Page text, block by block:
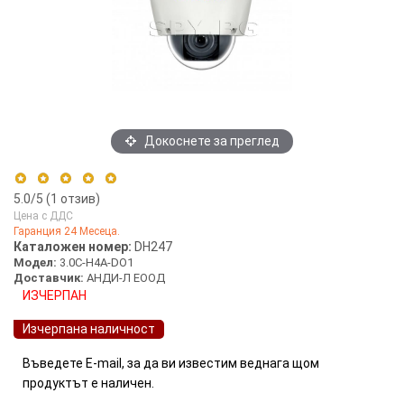
Докоснете за преглед
5.0/5 (1 отзив)
5 stars
100%
4 stars
3 stars
2 stars
1 star
Цена с ДДС
Гаранция 24 Месеца.
Каталожен номер: DH247
Модел: 3.0C-H4A-DO1
Доставчик: АНДИ-Л ЕООД
ИЗЧЕРПАН
Изчерпана наличност
Въведете E-mail, за да ви известим веднага щом
продуктът е наличен.